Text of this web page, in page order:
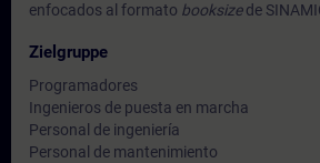
enfocados al formato booksizede
Zielgruppe
Programadores
Ingenieros de puesta en marcha
Personal de ingeniería
Personal de mantenimiento